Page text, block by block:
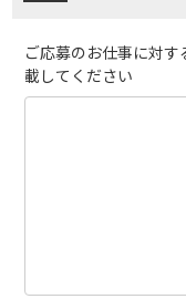
ご応募のお仕事に対
載してください